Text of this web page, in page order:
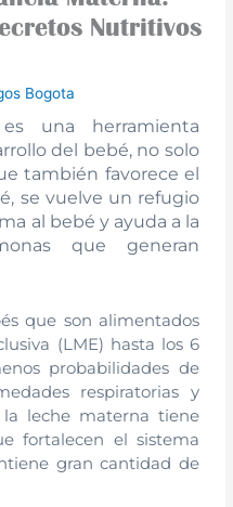
Nutritivos
Bogota
una herramienta
del bebé, no solo
también favorece el
se vuelve un refugio
al bebé y ayuda a la
que generan
que son alimentados
(LME) hasta los 6
probabilidades de
respiratorias y
leche materna tiene
fortalecen el sistema
gran cantidad de